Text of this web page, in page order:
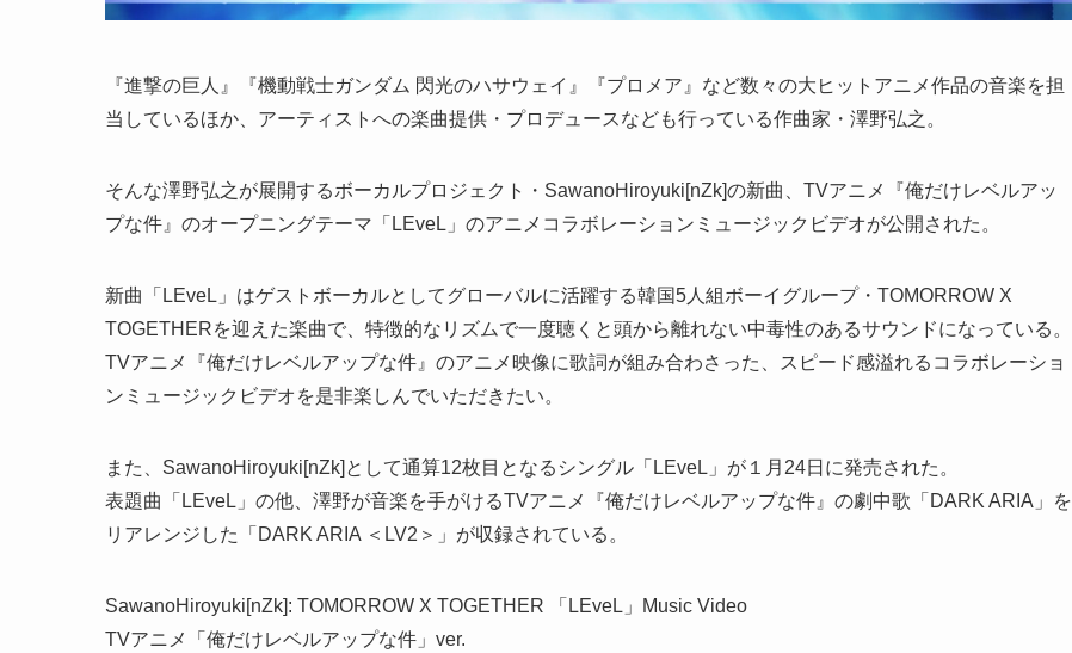
『進撃の巨人』『機動戦士ガンダム 閃光のハサウェイ』『プロメア』など数々の大ヒットアニメ作品の音楽を担
当しているほか、アーティストへの楽曲提供・プロデュースなども行っている作曲家・澤野弘之。
そんな澤野弘之が展開するボーカルプロジェクト・SawanoHiroyuki[nZk]の新曲、TVアニメ『俺だけレベルアッ
プな件』のオープニングテーマ「LEveL」のアニメコラボレーションミュージックビデオが公開された。
新曲「LEveL」はゲストボーカルとしてグローバルに活躍する韓国5人組ボーイグループ・TOMORROW X
TOGETHERを迎えた楽曲で、特徴的なリズムで一度聴くと頭から離れない中毒性のあるサウンドになっている。
TVアニメ『俺だけレベルアップな件』のアニメ映像に歌詞が組み合わさった、スピード感溢れるコラボレーショ
ンミュージックビデオを是非楽しんでいただきたい。
また、SawanoHiroyuki[nZk]として通算12枚目となるシングル「LEveL」が１月24日に発売された。
表題曲「LEveL」の他、澤野が音楽を手がけるTVアニメ『俺だけレベルアップな件』の劇中歌「DARK ARIA」を
リアレンジした「DARK ARIA ＜LV2＞」が収録されている。
SawanoHiroyuki[nZk]: TOMORROW X TOGETHER 「LEveL」Music Video
TVアニメ「俺だけレベルアップな件」ver.